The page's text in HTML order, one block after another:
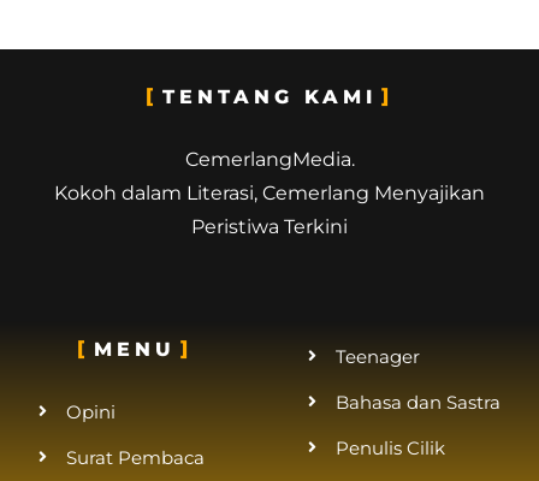
TENTANG KAMI
CemerlangMedia.
Kokoh dalam Literasi, Cemerlang Menyajikan
Peristiwa Terkini
MENU
Opini
Surat Pembaca
Teenager
Bahasa dan Sastra
Penulis Cilik